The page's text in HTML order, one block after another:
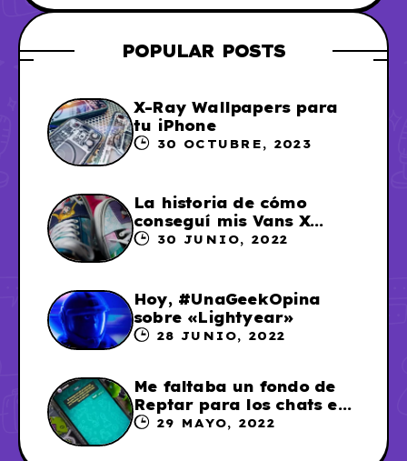
POPULAR POSTS
X-Ray Wallpapers para
tu iPhone
30 OCTUBRE, 2023
La historia de cómo
conseguí mis Vans X
Sailor Moon
30 JUNIO, 2022
Hoy, #UnaGeekOpina
sobre «Lightyear»
28 JUNIO, 2022
Me faltaba un fondo de
Reptar para los chats en
WhatsApp, así que me lo
29 MAYO, 2022